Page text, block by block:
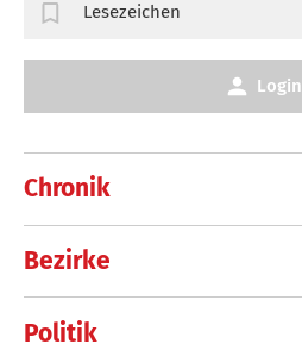
Chronik
Bezirke
Politik
Lesezeichen
Login